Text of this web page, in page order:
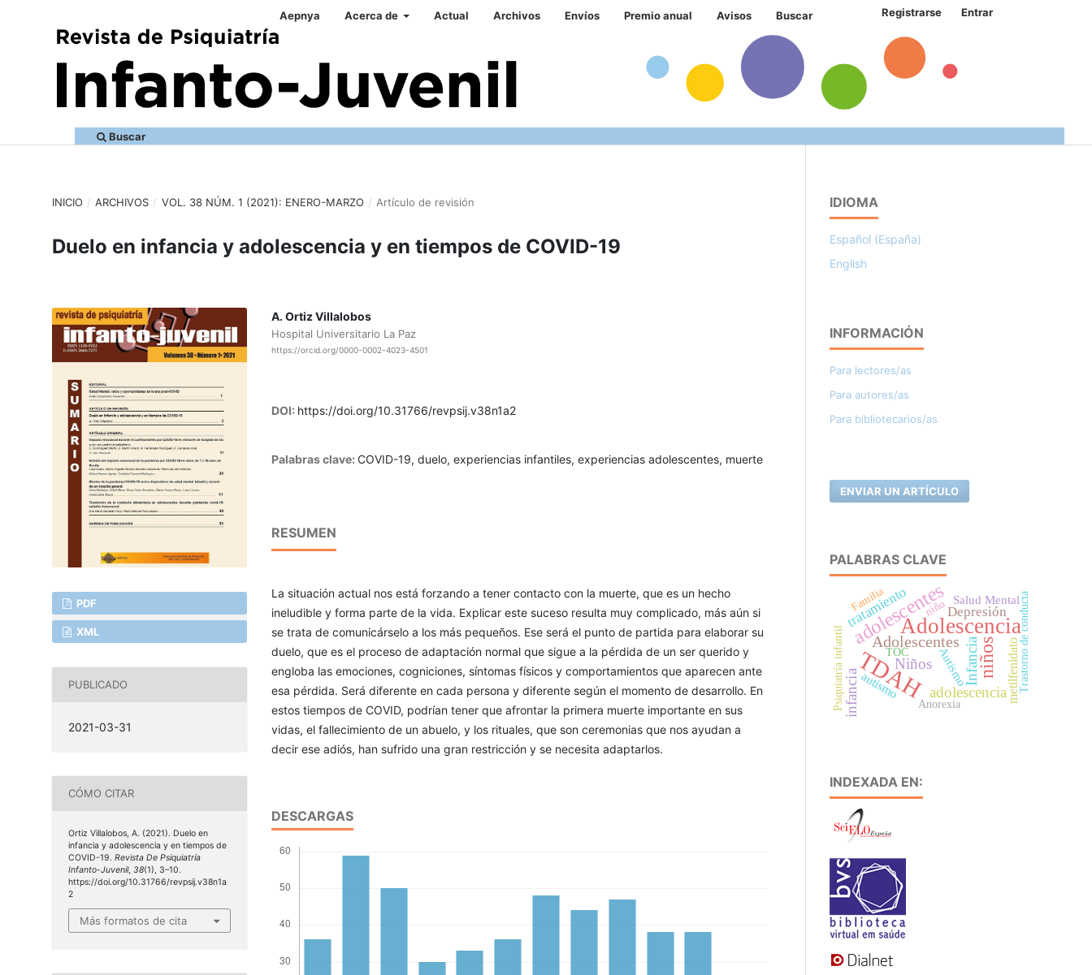
Aepnya Acerca de Actual Archivos Envíos Premio anual Avisos Buscar Registrarse Entrar
Buscar
INICIO / ARCHIVOS / VOL. 38 NÚM. 1 (2021): ENERO-MARZO / Artículo de revisión
Duelo en infancia y adolescencia y en tiempos de COVID-19
PDF
XML
PUBLICADO
2021-03-31
CÓMO CITAR
Ortiz Villalobos, A. (2021). Duelo en
infancia y adolescencia y en tiempos de
COVID-19. Revista De Psiquiatría
Infanto-Juvenil, 38(1), 3–10.
https://doi.org/10.31766/revpsij.v38n1a
2
Más formatos de cita
A. Ortiz Villalobos
Hospital Universitario La Paz
https://orcid.org/0000-0002-4023-4501
DOI: https://doi.org/10.31766/revpsij.v38n1a2
Palabras clave: COVID-19, duelo, experiencias infantiles, experiencias adolescentes, muerte
RESUMEN
La situación actual nos está forzando a tener contacto con la muerte, que es un hecho
ineludible y forma parte de la vida. Explicar este suceso resulta muy complicado, más aún si
se trata de comunicárselo a los más pequeños. Ese será el punto de partida para elaborar su
duelo, que es el proceso de adaptación normal que sigue a la pérdida de un ser querido y
engloba las emociones, cogniciones, síntomas físicos y comportamientos que aparecen ante
esa pérdida. Será diferente en cada persona y diferente según el momento de desarrollo. En
estos tiempos de COVID, podrían tener que afrontar la primera muerte importante en sus
vidas, el fallecimiento de un abuelo, y los rituales, que son ceremonias que nos ayudan a
decir ese adiós, han sufrido una gran restricción y se necesita adaptarlos.
DESCARGAS
IDIOMA
Español (España)
English
INFORMACIÓN
Para lectores/as
Para autores/as
Para bibliotecarios/as
ENVIAR UN ARTÍCULO
PALABRAS CLAVE
TDAH
Adolescencia
niños
adolescentes
Adolescentes Infancia
adolescencia
Niños
infancia
tratamiento Depresión
autismo metilfenidato
Autismo
Salud Mental
TOC
Familia
Psiquiatría infantil Anorexia
niño Trastorno de conducta
INDEXADA EN: